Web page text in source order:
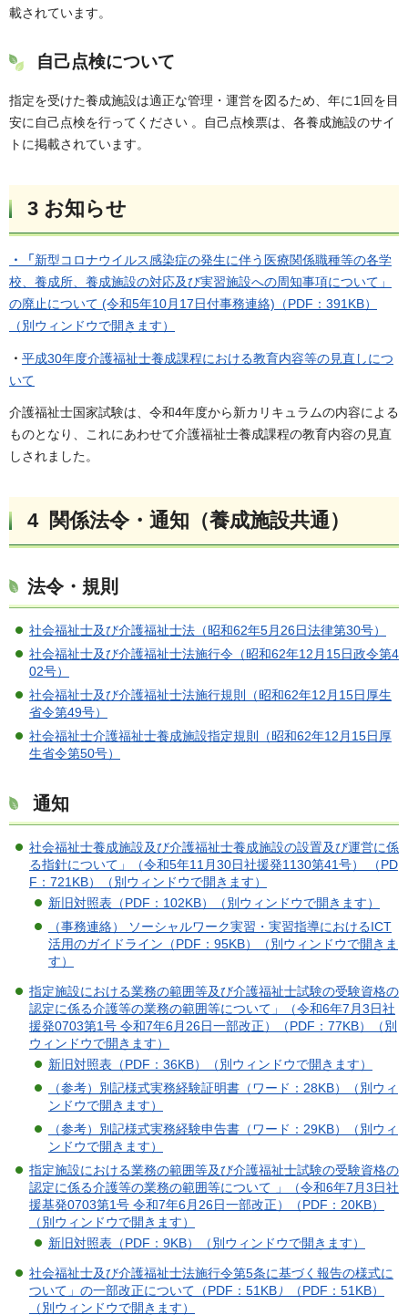
載されています。
自己点検について
指定を受けた養成施設は適正な管理・運営を図るため、年に1回を目
安に自己点検を行ってください 。自己点検票は、各養成施設のサイ
トに掲載されています。
3 お知らせ
・「新型コロナウイルス感染症の発生に伴う医療関係職種等の各学
校、養成所、養成施設の対応及び実習施設への周知事項について」
の廃止について (令和5年10月17日付事務連絡)（PDF：391KB）
（別ウィンドウで開きます）
・ 平成30年度介護福祉士養成課程における教育内容等の見直しにつ
いて
介護福祉士国家試験は、令和4年度から新カリキュラムの内容による
ものとなり、これにあわせて介護福祉士養成課程の教育内容の見直
しされました。
4 関係法令・通知（養成施設共通）
法令・規則
社会福祉士及び介護福祉士法（昭和62年5月26日法律第30号）
社会福祉士及び介護福祉士法施行令（昭和62年12月15日政令第4
02号）
社会福祉士及び介護福祉士法施行規則（昭和62年12月15日厚生
省令第49号）
社会福祉士介護福祉士養成施設指定規則（昭和62年12月15日厚
生省令第50号）
通知
社会福祉士養成施設及び介護福祉士養成施設の設置及び運営に係
る指針について」（令和5年11月30日社援発1130第41号） （PD
F：721KB）（別ウィンドウで開きます）
新旧対照表（PDF：102KB）（別ウィンドウで開きます）
（事務連絡） ソーシャルワーク実習・実習指導におけるICT
活用のガイドライン（PDF：95KB）（別ウィンドウで開きま
す）
指定施設における業務の範囲等及び介護福祉士試験の受験資格の
認定に係る介護等の業務の範囲等について」（令和6年7月3日社
援発0703第1号 令和7年6月26日一部改正）（PDF：77KB）（別
ウィンドウで開きます）
新旧対照表（PDF：36KB）（別ウィンドウで開きます）
（参考）別記様式実務経験証明書（ワード：28KB）（別ウィ
ンドウで開きます）
（参考）別記様式実務経験申告書（ワード：29KB）（別ウィ
ンドウで開きます）
指定施設における業務の範囲等及び介護福祉士試験の受験資格の
認定に係る介護等の業務の範囲等について 」（令和6年7月3日社
援基発0703第1号 令和7年6月26日一部改正）（PDF：20KB）
（別ウィンドウで開きます）
新旧対照表（PDF：9KB）（別ウィンドウで開きます）
社会福祉士及び介護福祉士法施行令第5条に基づく報告の様式に
ついて」の一部改正について（PDF：51KB）
（PDF：51KB）
（別ウィンドウで開きます）